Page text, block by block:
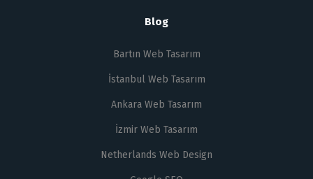
Blog
Bartın Web Tasarım
İstanbul Web Tasarım
Ankara Web Tasarım
İzmir Web Tasarım
Netherlands Web Design